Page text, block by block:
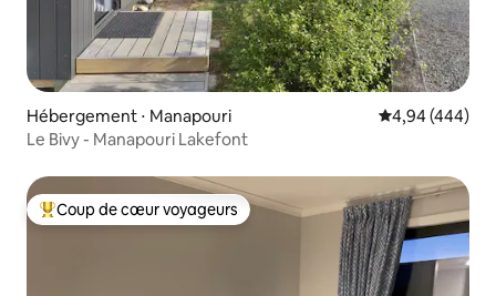
Hébergement ⋅ Manapouri Évaluation
4,94 (444)
Le Bivy - Manapouri Lakefont
Coups de cœur voyageurs les plus appréciés
Coup de cœur voyageurs